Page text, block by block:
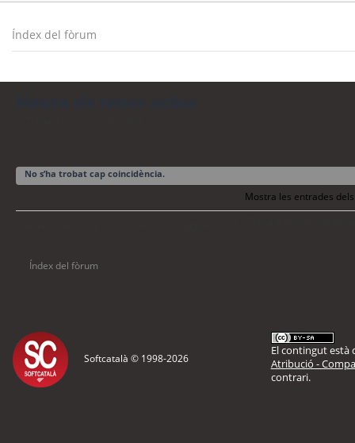
Índex del fòrum
No s’ha trobat cap coincidència.
Mostra les entrades
Índex del fòrum
Softcatalà © 1998-2026
El contingut està
Atribució -
contrari.